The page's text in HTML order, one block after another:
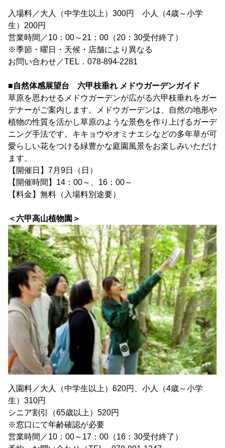
入場料／大人（中学生以上）300円 小人（4歳～小学
生）200円
営業時間／10：00～21：00（20：30受付終了）
※季節・曜日・天候・店舗により異なる
お問い合わせ／TEL．078-894-2281
■自然体感展望台 六甲枝垂れ メドウガーデンガイド
草原を思わせるメドウガーデンが広がる六甲枝垂れをガー
デナーがご案内します。メドウガーデンは、自然の地形や
植物の性質を活かし草原のような景色を作り上げるガーデ
ニング手法です。キキョウやオミナエシなどの多年草が可
愛らしい花をつける緑豊かな庭園風景をお楽しみいただけ
ます。
【開催日】7月9日（日）
【開催時間】14：00～、16：00～
【料金】無料（入場料別途要）
＜六甲高山植物園＞
入園料／大人（中学生以上）620円、小人（4歳～小学
生）310円
シニア割引（65歳以上）520円
※窓口にて年齢確認が必要
営業時間／10：00～17：00（16：30受付終了）